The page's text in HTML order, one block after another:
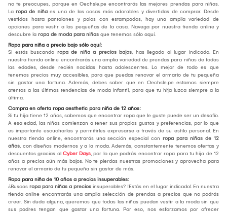
no te preocupes, porque en Oechsle.pe encontrarás las mejores prendas para niñas.
La ropa de niña es una de las cosas más adorables y divertidas de comprar. Desde
vestidos hasta pantalones y polos con estampados, hay una amplia variedad de
opciones para vestir a las pequeñas de la casa. Navega por nuestra tienda online y
descubre la ropa de moda para niñas que tenemos sólo aquí.
Ropa para niña a precio bajo sólo aquí:
Si estás buscando ropa de niña a precios bajos, has llegado al lugar indicado. En
nuestra tienda online encontrarás una amplia variedad de prendas para niñas de todas
las edades, desde recién nacidas hasta adolescentes. Lo mejor de todo es que
tenemos precios muy accesibles, para que puedas renovar el armario de tu pequeña
sin gastar una fortuna. Además, debes saber que en Oechsle.pe estamos siempre
atentos a las últimas tendencias de moda infantil, para que tu hija luzca siempre a la
última.
Compra en oferta ropa aesthetic para niña de 12 años:
Si tu hija tiene 12 años, sabemos que encontrar ropa que le guste puede ser un desafío.
A esa edad, las niñas comienzan a tener sus propios gustos y preferencias, por lo que
es importante escucharlas y permitirles expresarse a través de su estilo personal. En
nuestra tienda online, encontrarás una sección especial con ropa para niñas de 12
años, con diseños modernos y a la moda. Además, constantemente tenemos ofertas y
descuentos gracias al Cyber Days, por lo que podrás encontrar ropa para tu hija de 12
años a precios aún más bajos. No te pierdas nuestras promociones y aprovecha para
renovar el armario de tu pequeña sin gastar de más.
Ropa para niña de 10 años a precios insuperables:
¿Buscas ropa para niñas a precios insuperables? ¡Estás en el lugar indicado! En nuestra
tienda online encontrarás una amplia selección de prendas a precios que no podrás
creer. Sin duda alguna, queremos que todas las niñas puedan vestir a la moda sin que
sus padres tengan que gastar una fortuna. Por eso, nos esforzamos por ofrecer